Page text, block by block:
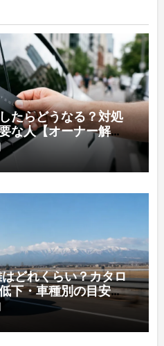
たらどうなる？対処
な人【オーナー解
どれくらい？カタロ
下・車種別の目安
】